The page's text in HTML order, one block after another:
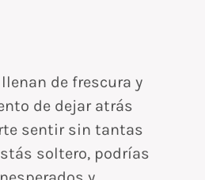
de frescura y
de dejar atrás
sentir sin tantas
soltero, podrías